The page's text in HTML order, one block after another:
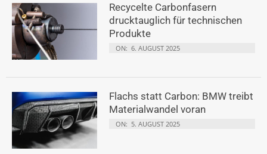
Recycelte Carbonfasern
drucktauglich für technischen
Produkte
ON: 6. AUGUST 2025
Flachs statt Carbon: BMW treibt
Materialwandel voran
ON: 5. AUGUST 2025